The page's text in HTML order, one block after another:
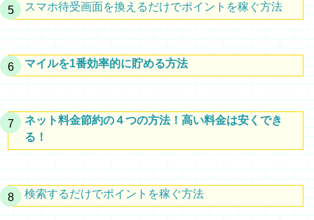
スマホ待受画面を換えるだけでポイントを稼ぐ方法
マイルを1番効率的に貯める方法
ネット料金節約の４つの方法！高い料金は安くでき
る！
検索するだけでポイントを稼ぐ方法